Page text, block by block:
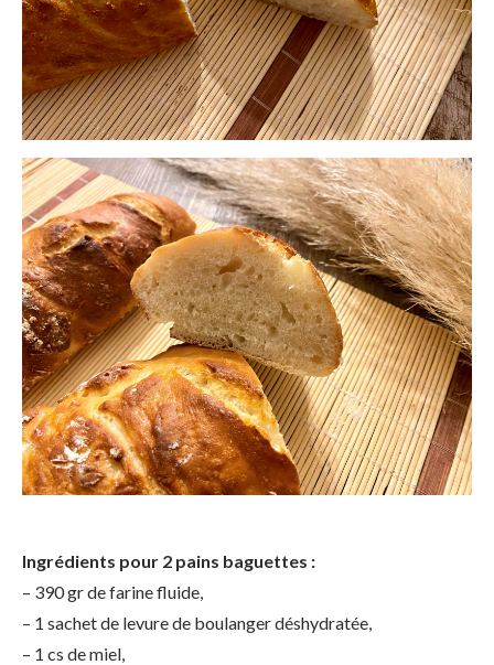
Ingrédients pour 2 pains baguettes :
– 390 gr de farine fluide,
– 1 sachet de levure de boulanger déshydratée,
– 1 cs de miel,